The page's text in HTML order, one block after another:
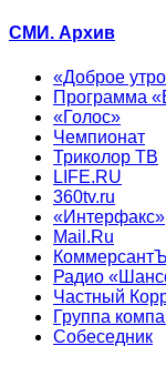
СМИ. Архив
«Доброе
Программа
«Голос»
Чемпионат
Триколор ТВ
LIFE.RU
360tv.ru
«Интерфакс»
Mail.Ru
Радио
Частный
Группа
Собеседник